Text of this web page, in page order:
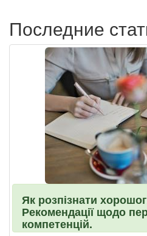
Последние
Як розпізнати
Рекомендації щодо
компетенцій.